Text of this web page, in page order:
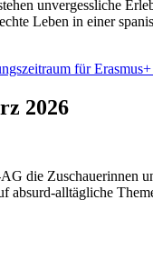
unvergessliche
Leben in einer
für
2026
die Zuschauerinnen
absurd-alltägliche